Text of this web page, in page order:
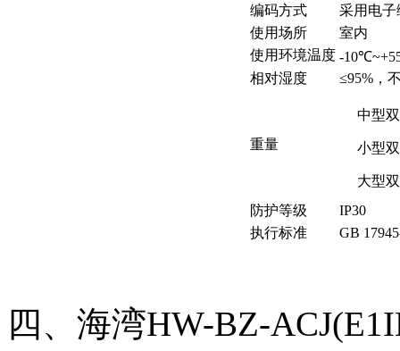
编码方式
采用电子
使用场所
室内
使用环境温度 -
相对湿度
≤95%，
重量
中型
小型
大型
防护等级
IP30
执行标准
GB
四、海湾HW-BZ-